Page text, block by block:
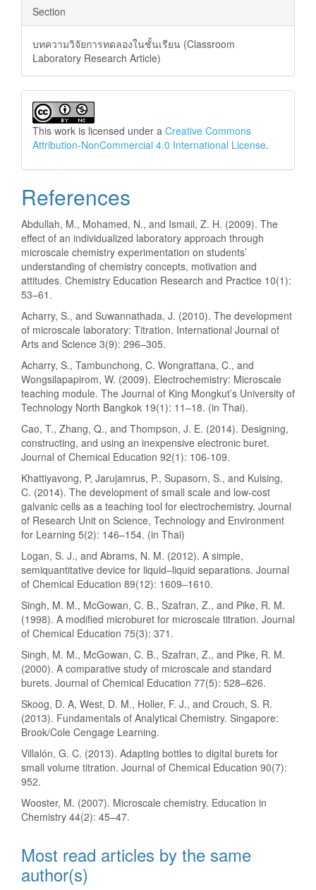
Section
บทความวิจัยการทดลองในชั้นเรียน (Classroom
Laboratory Research Article)
This work is licensed under a Creative Commons
Attribution-NonCommercial 4.0 International License.
References
Abdullah, M., Mohamed, N., and Ismail, Z. H. (2009). The
effect of an individualized laboratory approach through
microscale chemistry experimentation on students’
understanding of chemistry concepts, motivation and
attitudes. Chemistry Education Research and Practice 10(1):
53–61.
Acharry, S., and Suwannathada, J. (2010). The development
of microscale laboratory: Titration. International Journal of
Arts and Science 3(9): 296–305.
Acharry, S., Tambunchong, C. Wongrattana, C., and
Wongsilapapirom, W. (2009). Electrochemistry: Microscale
teaching module. The Journal of King Mongkut’s University of
Technology North Bangkok 19(1): 11–18. (in Thai).
Cao, T., Zhang, Q., and Thompson, J. E. (2014). Designing,
constructing, and using an inexpensive electronic buret.
Journal of Chemical Education 92(1): 106-109.
Khattiyavong, P, Jarujamrus, P., Supasorn, S., and Kulsing,
C. (2014). The development of small scale and low-cost
galvanic cells as a teaching tool for electrochemistry. Journal
of Research Unit on Science, Technology and Environment
for Learning 5(2): 146–154. (in Thai)
Logan, S. J., and Abrams, N. M. (2012). A simple,
semiquantitative device for liquid–liquid separations. Journal
of Chemical Education 89(12): 1609–1610.
Singh, M. M., McGowan, C. B., Szafran, Z., and Pike, R. M.
(1998). A modified microburet for microscale titration. Journal
of Chemical Education 75(3): 371.
Singh, M. M., McGowan, C. B., Szafran, Z., and Pike, R. M.
(2000). A comparative study of microscale and standard
burets. Journal of Chemical Education 77(5): 528–626.
Skoog, D. A, West, D. M., Holler, F. J., and Crouch, S. R.
(2013). Fundamentals of Analytical Chemistry. Singapore:
Brook/Cole Cengage Learning.
Villalón, G. C. (2013). Adapting bottles to digital burets for
small volume titration. Journal of Chemical Education 90(7):
952.
Wooster, M. (2007). Microscale chemistry. Education in
Chemistry 44(2): 45–47.
Most read articles by the same
author(s)